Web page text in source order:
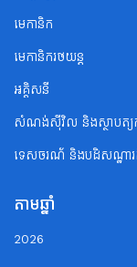
មេកានិក
មេកានិករថយន្ត
អគ្គិសនី
សំណង់ស៊ីវិល និងស្ថាបត្យក
ទេសចរណ័ និងបដិសណ្ឋារ
តាមឆ្នាំ
2026